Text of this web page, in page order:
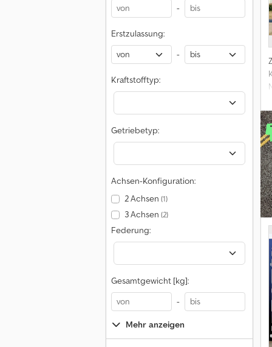
-
Erstzulassung:
-
Kraftstofftyp:
Getriebetyp:
Achsen-Konfiguration:
2 Achsen (1)
3 Achsen (2)
Federung:
Gesamtgewicht [kg]:
-
Mehr anzeigen